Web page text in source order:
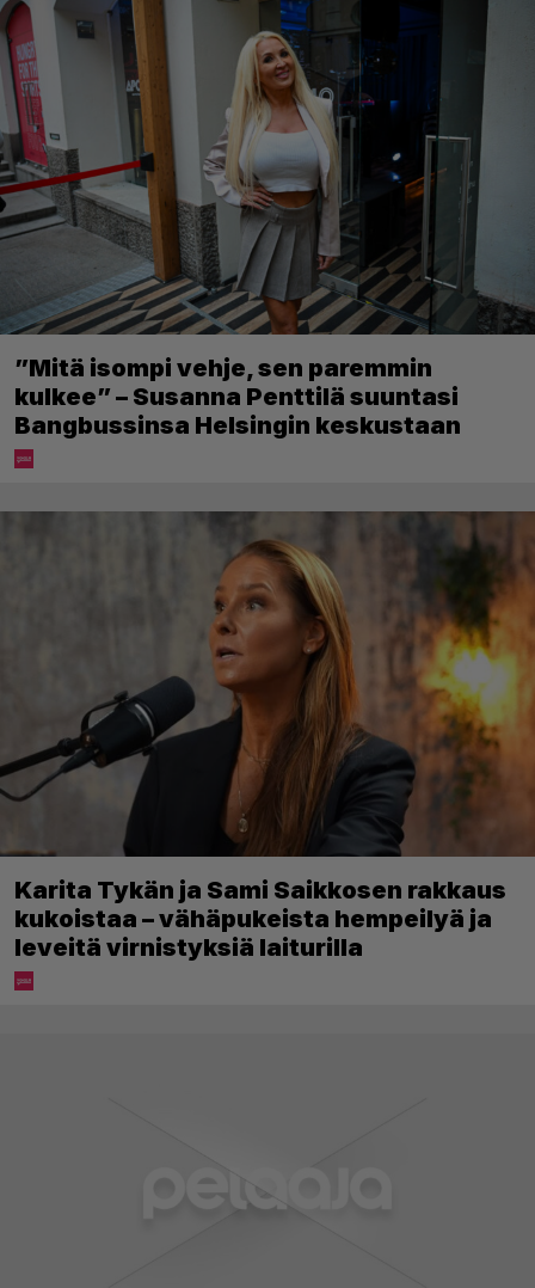
”Mitä isompi vehje, sen paremmin
kulkee” – Susanna Penttilä suuntasi
Bangbussinsa Helsingin keskustaan
Karita Tykän ja Sami Saikkosen rakkaus
kukoistaa – vähäpukeista hempeilyä ja
leveitä virnistyksiä laiturilla